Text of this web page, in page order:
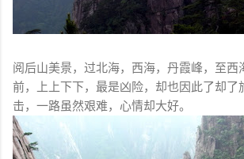
阅后山美景，过北海，西海，丹霞峰，至西
前，上上下下，最是凶险，却也因此了却了
击，一路虽然艰难，心情却大好。